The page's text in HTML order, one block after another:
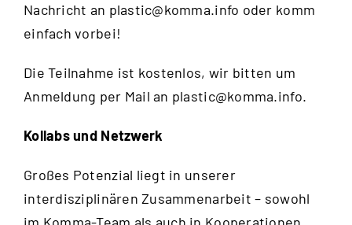
Nachricht an plastic@komma.info oder komm
einfach vorbei!
Die Teilnahme ist kostenlos, wir bitten um
Anmeldung per Mail an plastic@komma.info.
Kollabs und Netzwerk
Großes Potenzial liegt in unserer
interdisziplinären Zusammenarbeit – sowohl